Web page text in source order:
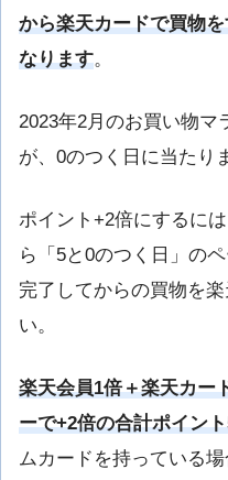
から楽天カードで買物
なります。
2023年2月のお買い物マ
が、0のつく日に当たり
ポイント+2倍にするに
ら「5と0のつく日」の
完了してからの買物を
い。
楽天会員1倍＋楽天カー
ーで+2倍の合計ポイン
ムカードを持っている